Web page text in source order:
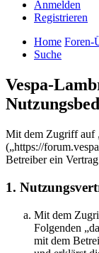
Anmelden
Registrieren
Home Foren-
Suche
Vespa-
Mit dem Zugriff auf
(„https://
Betreiber ein
1.
Mit dem
Folgenden
mit dem